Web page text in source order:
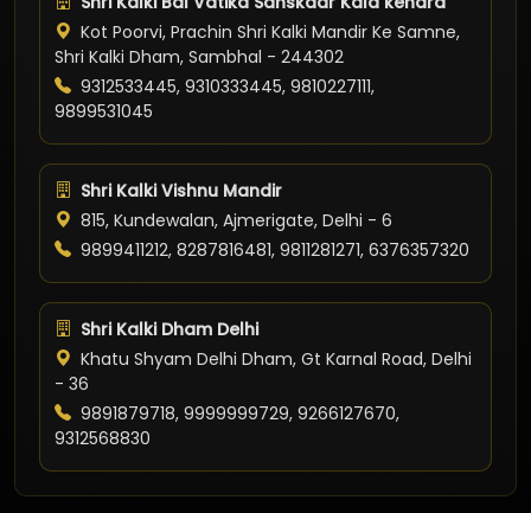
Kot Poorvi, Prachin Shri Kalki Mandir Ke Samne,
Shri Kalki Dham, Sambhal - 244302
9312533445, 9310333445, 9810227111,
9899531045
Shri Kalki Vishnu Mandir
815, Kundewalan, Ajmerigate, Delhi - 6
9899411212, 8287816481, 9811281271, 6376357320
Shri Kalki Dham Delhi
Khatu Shyam Delhi Dham, Gt Karnal Road, Delhi
- 36
9891879718, 9999999729, 9266127670,
9312568830